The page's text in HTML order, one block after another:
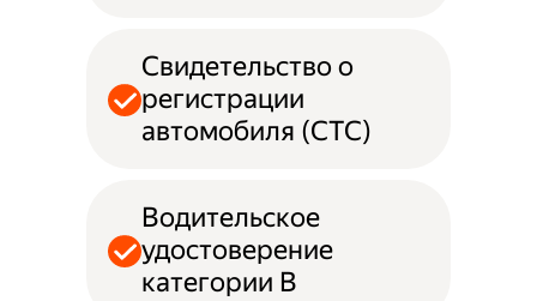
Свидетельство о
регистрации
автомобиля (СТС)
Водительское
удостоверение
категории B